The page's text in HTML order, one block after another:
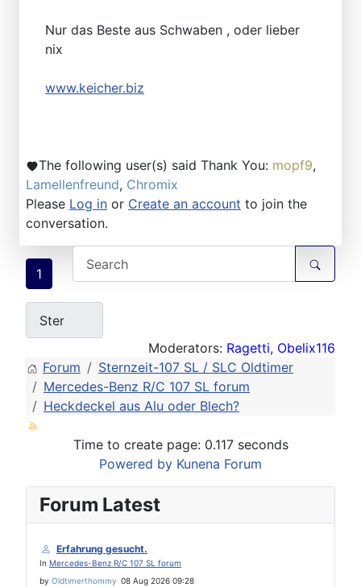
Nur das Beste aus Schwaben , oder lieber
nix
www.keicher.biz
The following user(s) said Thank You: mopf9,
Lamellenfreund, Chromix
Please Log in or Create an account to join the
conversation.
1
Moderators: Ragetti, Obelix116
Forum
Sternzeit-107 SL / SLC Oldtimer
Mercedes-Benz R/C 107 SL forum
Heckdeckel aus Alu oder Blech?
Time to create page: 0.117 seconds
Powered by Kunena Forum
Forum Latest
Erfahrung gesucht.
In Mercedes-Benz R/C 107 SL forum
by Oldtimerthommy 08 Aug 2026 09:28